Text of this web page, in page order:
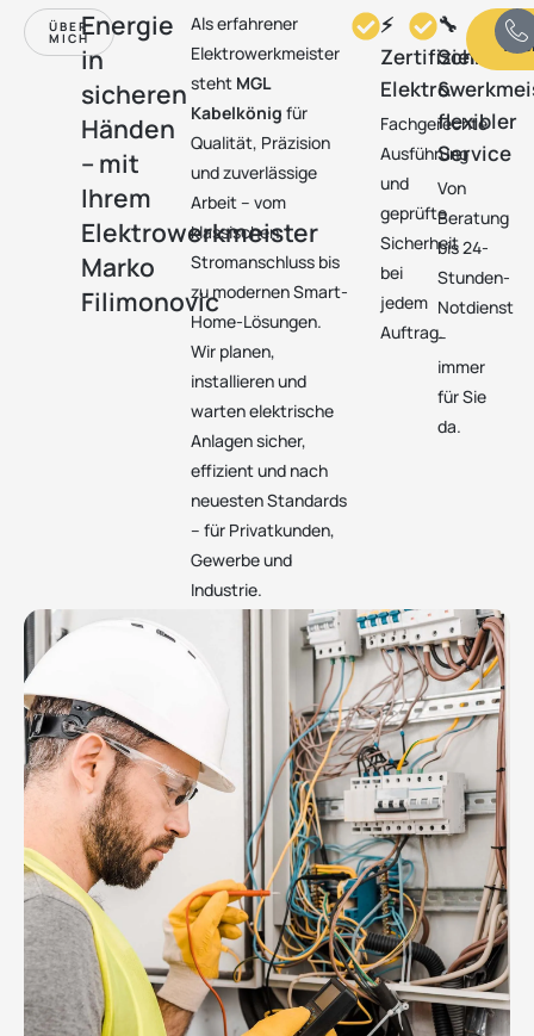
ÜBER
MICHEnergie
in
sicheren
Händen
– mit
Ihrem
Elektrowerkmeister
Marko
Filimonovic
Als erfahrener
Elektrowerkmeister
steht MGL
Kabelkönig für
Qualität, Präzision
und zuverlässige
Arbeit – vom
klassischen
Stromanschluss bis
zu modernen Smart-
Home-Lösungen.
Wir planen,
installieren und
warten elektrische
Anlagen sicher,
effizient und nach
neuesten Standards
– für Privatkunden,
Gewerbe und
Industrie.
⚡
Zertifizierter
Fachgerechte
Ausführung
und
geprüfte
Sicherheit
bei
jedem
Auftrag.
🔧
Schneller
&
flexibler
Service
Von
Beratung
bis 24-
Stunden-
Notdienst
–
immer
für Sie
da.